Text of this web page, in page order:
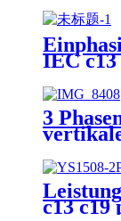
IEC c13
3
c13 c19